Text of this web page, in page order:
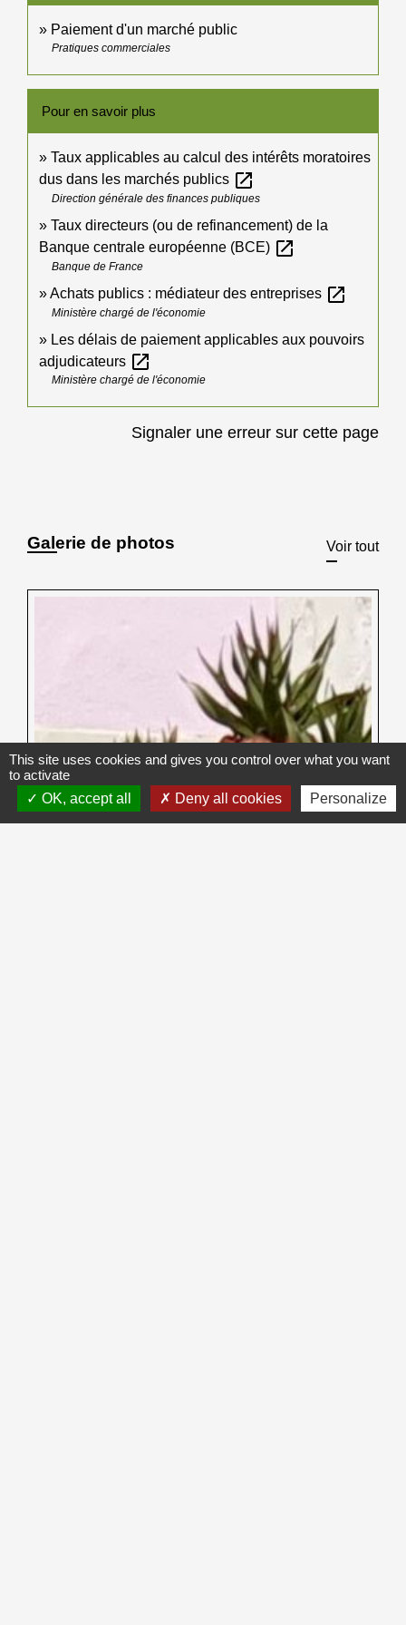
Paiement d'un marché public
Pratiques commerciales
Pour en savoir plus
Taux applicables au calcul des intérêts moratoires
dus dans les marchés publics open_in_new
Direction générale des finances publiques
Taux directeurs (ou de refinancement) de la
Banque centrale européenne (BCE) open_in_new
Banque de France
Achats publics : médiateur des entreprises open_in_new
Ministère chargé de l'économie
Les délais de paiement applicables aux pouvoirs
adjudicateurs open_in_new
Ministère chargé de l'économie
Signaler une erreur sur cette page
Galerie de photos Voir tout
This site uses cookies and gives you control over what you want
to activate
OK, accept all
Deny all cookies Personalize